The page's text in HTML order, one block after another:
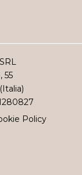
55
Policy